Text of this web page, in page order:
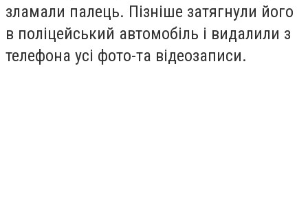
зламали палець. Пізніше затягнули його
в поліцейський автомобіль і видалили з
телефона усі фото-та відеозаписи.